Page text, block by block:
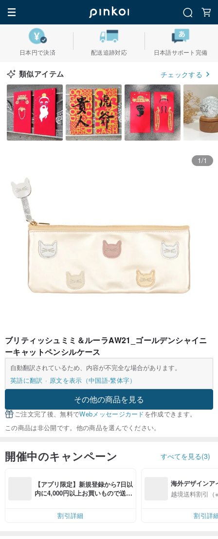
日本円で決済 配送追跡対応 日本語サポート完備
類似アイテム チェックする
1/1
ブリティッシュミミ＆ルーラAW21_ゴールデンシャイニ
ーキャットペンシルケース
自動翻訳されているため、内容が不完全な場合があります。
英語に翻訳
原文を表示（中国語-繁体字）
その他の商品を見る
ご注文完了後、無料でWebメッセージカードを作成できます。
この商品は非公開です。他の商品を選んでください。
開催中のキャンペーン すべてを見る(3)
【アプリ限定】新規登録から7日以
内に4,000円以上お買いもので送料
割引詳細
海外デザインア
入
越境送料割引（
割引詳